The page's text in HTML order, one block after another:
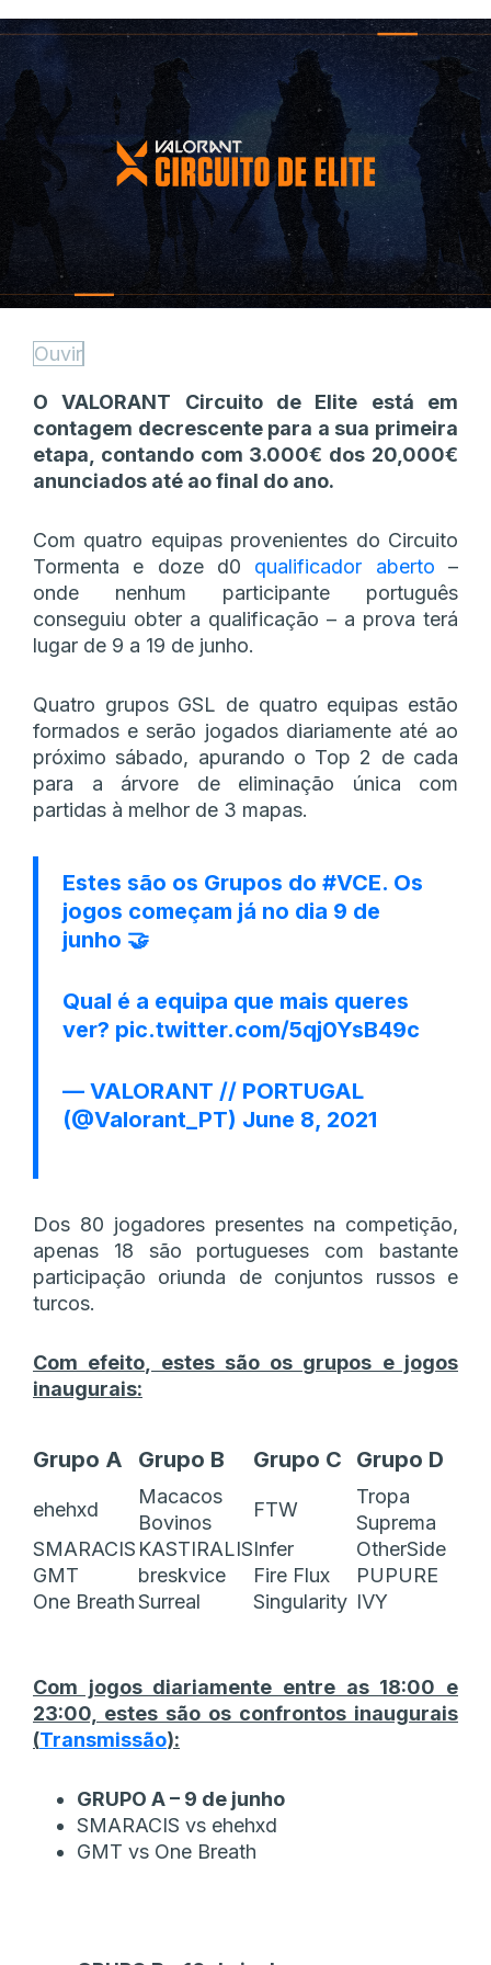
Ouvir
O VALORANT Circuito de Elite está em
contagem decrescente para a sua primeira
etapa, contando com 3.000€ dos 20,000€
anunciados até ao final do ano.
Com quatro equipas provenientes do Circuito
Tormenta e doze d0 qualificador aberto –
onde nenhum participante português
conseguiu obter a qualificação – a prova terá
lugar de 9 a 19 de junho.
Quatro grupos GSL de quatro equipas estão
formados e serão jogados diariamente até ao
próximo sábado, apurando o Top 2 de cada
para a árvore de eliminação única com
partidas à melhor de 3 mapas.
Estes são os Grupos do #VCE. Os
jogos começam já no dia 9 de
junho 🤝
Qual é a equipa que mais queres
ver? pic.twitter.com/5qj0YsB49c
— VALORANT // PORTUGAL
(@Valorant_PT) June 8, 2021
Dos 80 jogadores presentes na competição,
apenas 18 são portugueses com bastante
participação oriunda de conjuntos russos e
turcos.
Com efeito, estes são os grupos e jogos
inaugurais:
Grupo A Grupo B Grupo C Grupo D
ehehxd
Macacos
Bovinos
FTW
Tropa
Suprema
SMARACIS KASTIRALISInfer
OtherSide
GMT
breskvice Fire Flux
PUPURE
One BreathSurreal Singularity IVY
Com jogos diariamente entre as 18:00 e
23:00, estes são os confrontos inaugurais
(Transmissão):
GRUPO A – 9 de junho
SMARACIS vs ehehxd
GMT vs One Breath